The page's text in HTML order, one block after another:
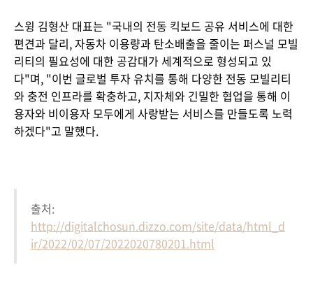
스윙 김형산 대표는 "국내의 전동 킥보드 공유 서비스에 대한
편견과 달리, 자동차 이용량과 탄소배출을 줄이는 퍼스널 모빌
리티의 필요성에 대한 공감대가 세계적으로 형성되고 있
다"며, "이번 글로벌 투자 유치를 통해 다양한 전동 모빌리티
와 충전 인프라를 확충하고, 지자체와 긴밀한 협업을 통해 이
용자와 비이용자 모두에게 사랑받는 서비스를 만들도록 노력
하겠다"고 말했다.
출처:
http://digitalchosun.dizzo.com/site/data/html_d
ir/2022/02/07/2022020780201.html